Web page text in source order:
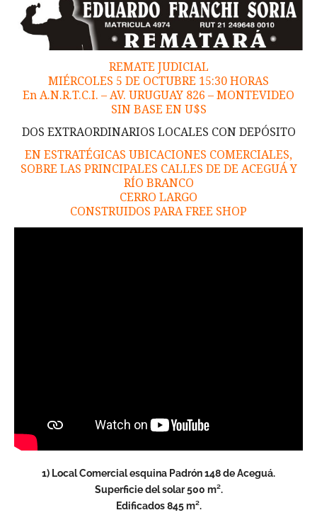
REMATE JUDICIAL
MIÉRCOLES 5 DE OCTUBRE 15:30 HORAS
En A.N.R.T.C.I. – AV. URUGUAY 826 – MONTEVIDEO
SIN BASE EN U$S
DOS EXTRAORDINARIOS LOCALES CON DEPÓSITO
EN ESTRATÉGICAS UBICACIONES COMERCIALES,
SOBRE LAS PRINCIPALES CALLES DE DE ACEGUÁ Y
RÍO BRANCO
CERRO LARGO
CONSTRUIDOS PARA FREE SHOP
1) Local Comercial esquina Padrón 148 de Aceguá.
Superficie del solar 500 m².
Edificados 845 m².